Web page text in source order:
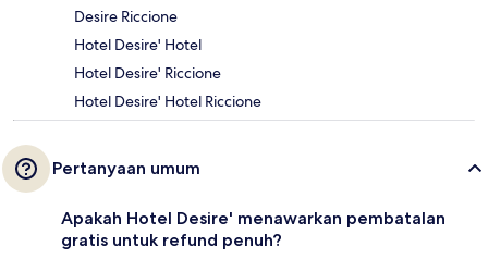
Desire Riccione
Hotel Desire' Hotel
Hotel Desire' Riccione
Hotel Desire' Hotel Riccione
Pertanyaan umum
Apakah Hotel Desire' menawarkan pembatalan
gratis untuk refund penuh?